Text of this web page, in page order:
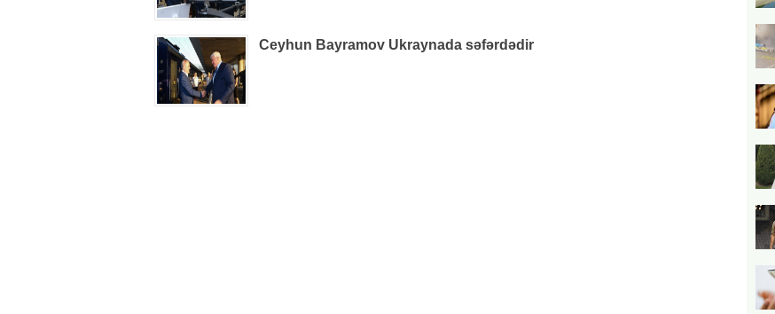
Ceyhun Bayramov Ukraynada səfərdədir